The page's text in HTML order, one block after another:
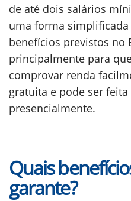
de até dois salários
uma forma
benefícios previstos no
principalmente para
comprovar renda
gratuita e pode ser
presencialmente.
Quais
garante?